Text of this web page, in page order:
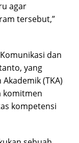
agar
tersebut,”
dan
yang
(TKA)
komitmen
kompetensi